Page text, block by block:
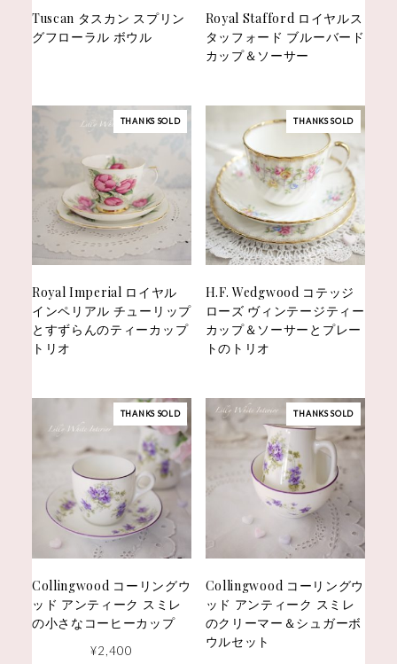
Tuscan タスカン スプリン
グフローラル ボウル
Royal Stafford ロイヤルス
タッフォード ブルーバード
カップ＆ソーサー
THANKS SOLD
Royal Imperial ロイヤル
インペリアル チューリップ
とすずらんのティーカップ
トリオ
THANKS SOLD
H.F. Wedgwood コテッジ
ローズ ヴィンテージティー
カップ＆ソーサーとプレー
トのトリオ
THANKS SOLD
Collingwood コーリングウ
ッド アンティーク スミレ
の小さなコーヒーカップ
¥2,400
THANKS SOLD
Collingwood コーリングウ
ッド アンティーク スミレ
のクリーマー＆シュガーボ
ウルセット